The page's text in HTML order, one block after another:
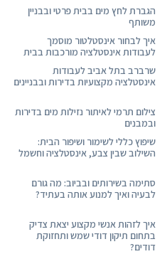
הגברת לחץ מים בבית פרטי ובבניין
משותף
איך לבחור אינסטלטור מוסמך
לעבודות אינסטלציה מורכבות בבית
שרברב בתל אביב לעבודות
אינסטלציה מקצועיות בדירות ובבניינים
צילום תרמי לאיתור נזילות מים בדירות
ובמבנים
שיפוץ כללי לשימור ושיפור הבית:
השילוב שבין צבע, אינסטלציה וחשמל
סתימה בשירותים ובביוב: מה גורם
לבעיה ואיך למנוע אותה בעתיד?
איך לזהות אנשי מקצוע יצאת צדיק
בתחום תיקון דודי שמש ותחזוקת
דודים?